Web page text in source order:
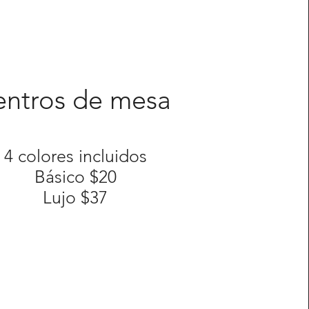
de mesa
4 colores incluidos
Básico $20
Lujo $37